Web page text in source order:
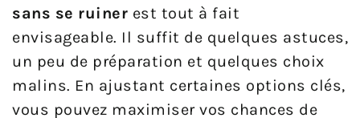
sans se ruiner est tout à fait
envisageable. Il suffit de quelques astuces,
un peu de préparation et quelques choix
malins. En ajustant certaines options clés,
vous pouvez maximiser vos chances de